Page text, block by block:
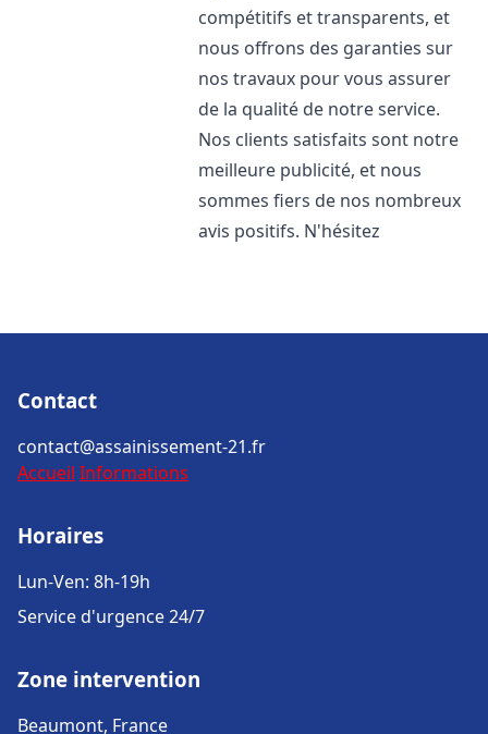
compétitifs et transparents, et
nous offrons des garanties sur
nos travaux pour vous assurer
de la qualité de notre service.
Nos clients satisfaits sont notre
meilleure publicité, et nous
sommes fiers de nos nombreux
avis positifs. N'hésitez
Contact
contact@assainissement-21.fr
Accueil Informations
Horaires
Lun-Ven: 8h-19h
Service d'urgence 24/7
Zone intervention
Beaumont, France